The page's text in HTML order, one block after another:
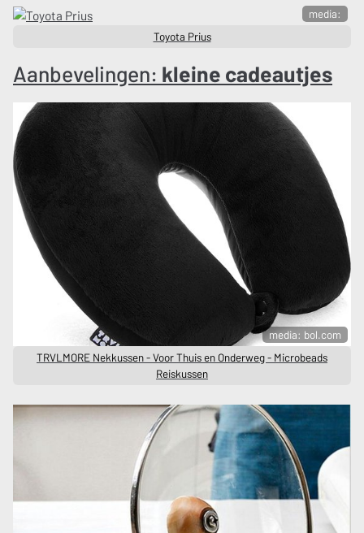
media:
Toyota Prius
Aanbevelingen: kleine cadeautjes
media: bol.com
TRVLMORE Nekkussen - Voor Thuis en Onderweg - Microbeads
Reiskussen